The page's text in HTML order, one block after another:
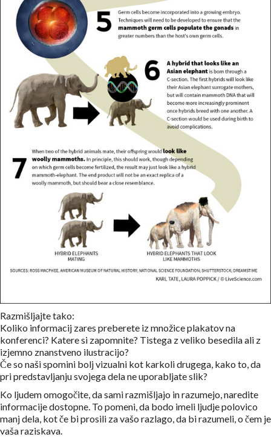
Razmišljajte tako:
Koliko informacij zares preberete iz množice plakatov na
konferenci? Katere si zapomnite? Tistega z veliko besedila ali z
izjemno znanstveno ilustracijo?
Če so naši spomini bolj vizualni kot karkoli drugega, kako to, da
pri predstavljanju svojega dela ne uporabljate slik?
Ko ljudem omogočite, da sami razmišljajo in razumejo, naredite
informacije dostopne. To pomeni, da bodo imeli ljudje polovico
manj dela, kot če bi prosili za vašo razlago, da bi razumeli, o čem je
vaša raziskava.